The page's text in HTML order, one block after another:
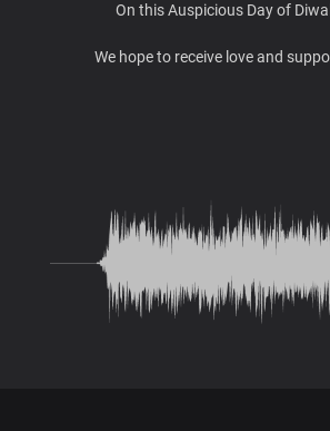
On this Auspicious Day of
We hope to receive love and